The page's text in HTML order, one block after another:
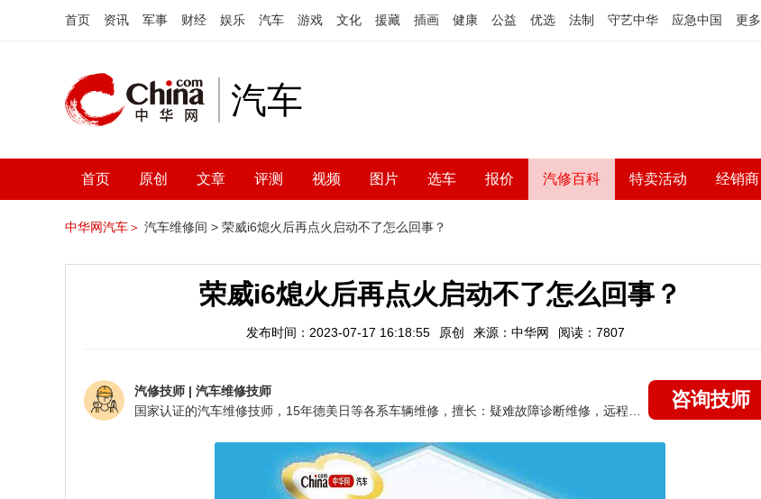
首页 资讯 军事 财经 娱乐 汽车 游戏 文化 援藏 插画 健康 公益 优选 法制 守艺中华 应急中国 更多
汽车
首页 原创 文章 评测 视频 图片 选车 报价 汽修百科 特卖活动 经销商
中华网汽车＞ 汽车维修间 > 荣威i6熄火后再点火启动不了怎么回事？
荣威i6熄火后再点火启动不了怎么回事？
发布时间：2023-07-17 16:18:55 原创 来源：中华网 阅读：7807
汽修技师 | 汽车维修技师
咨询技师